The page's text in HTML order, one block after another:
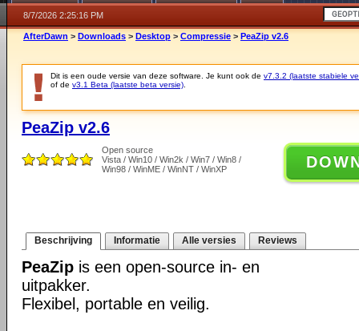
8/7/2026 2:25:16 PM
AfterDawn > Downloads > Desktop > Compressie > PeaZip v2.6
Dit is een oude versie van deze software. Je kunt ook de v7.3.2 (laatste stabiele
of de v3.1 Beta (laatste beta versie)
PeaZip v2.6
Open source
Vista / Win10 / Win2k / Win7 / Win8 /
Win98 / WinME / WinNT / WinXP
Beschrijving Informatie Alle versies Reviews
PeaZip is een open-source in- en
uitpakker.
Flexibel, portable en veilig.